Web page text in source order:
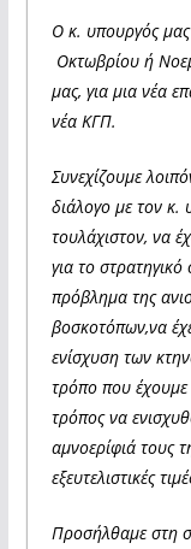
Ο κ. υπουργός
Οκτωβρίου ή
μας, για μια νέα
νέα ΚΓΠ.
Συνεχίζουμε
διάλογο με τον κ.
τουλάχιστον, να
για το
πρόβλημα της
βοσκοτόπων,να
ενίσχυση των
τρόπο που έχουμε
τρόπος να
αμνοερίφιά τους
εξευτελιστικές
Προσήλθαμε στη